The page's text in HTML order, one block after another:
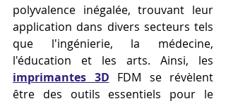
polyvalence inégalée, trouvant leur
application dans divers secteurs tels
que l'ingénierie, la médecine,
imprimantes 3D FDM se révèlent
être des outils essentiels pour le